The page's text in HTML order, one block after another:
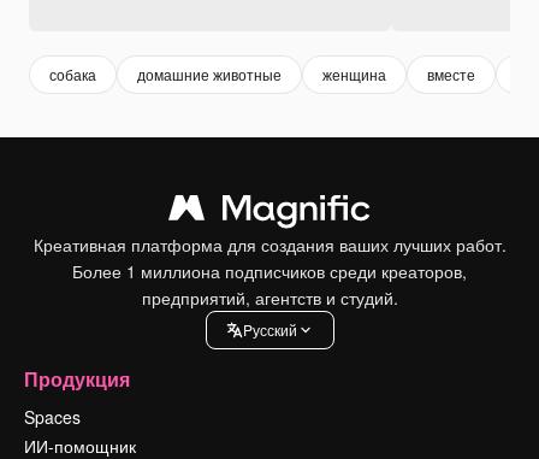
собака домашние животные женщина вместе
Креативная платформа для создания ваших лучших работ.
Более 1 миллиона подписчиков среди креаторов,
предприятий, агентств и студий.
Pусский
Продукция
Spaces
ИИ-помощник